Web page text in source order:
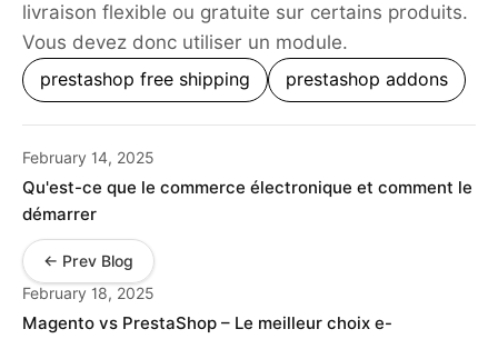
livraison flexible ou gratuite sur certains produits.
Vous devez donc utiliser un module.
prestashop free shipping prestashop addons
February 14, 2025
Qu'est-ce que le commerce électronique et comment le
démarrer
← Prev Blog
February 18, 2025
Magento vs PrestaShop – Le meilleur choix e-